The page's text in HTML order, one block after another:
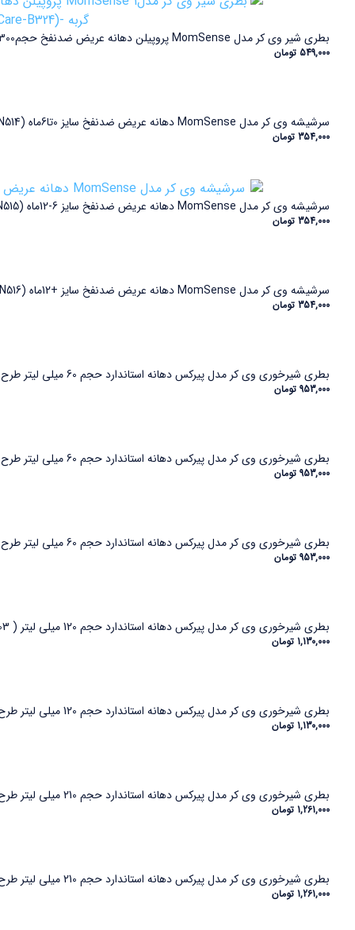
بطری شیر وی کر مدل MomSense پروپیلن دهانه عریض ضدنفخ حجم300میلی لیتر طرح گربه -(Wee Care-B324)
549,000 تومان
سرشیشه وی کر مدل MomSense دهانه عریض ضدنفخ سایز 0تا6ماه (Wee Care-N514)
354,000 تومان
سرشیشه وی کر مدل MomSense دهانه عریض ضدنفخ سایز 6-12ماه (Wee Care-N515)
354,000 تومان
سرشیشه وی کر مدل MomSense دهانه عریض ضدنفخ سایز +12ماه (Wee Care-N516)
354,000 تومان
بطری شیرخوری وی کر مدل پیرکس دهانه استاندارد حجم 60 میلی لیتر طرح پیگ- (Wee Care-B302)
953,000 تومان
بطری شیرخوری وی کر مدل پیرکس دهانه استاندارد حجم 60 میلی لیتر طرح زرافه (Wee Care-B302)
953,000 تومان
بطری شیرخوری وی کر مدل پیرکس دهانه استاندارد حجم 60 میلی لیتر طرح شیپ (Wee Care-B302)
953,000 تومان
بطری شیرخوری وی کر مدل پیرکس دهانه استاندارد حجم 120 میلی لیتر ( Wee Care-B303)
1,130,000 تومان
بطری شیرخوری وی کر مدل پیرکس دهانه استاندارد حجم 120 میلی لیتر طرح پیگ- (Wee Care-B303)
1,130,000 تومان
بطری شیرخوری وی کر مدل پیرکس دهانه استاندارد حجم 210 میلی لیتر طرح پیگ (Wee Care-B304)
1,261,000 تومان
بطری شیرخوری وی کر مدل پیرکس دهانه استاندارد حجم 210 میلی لیتر طرح خرس- (Wee Care-B304)
1,261,000 تومان